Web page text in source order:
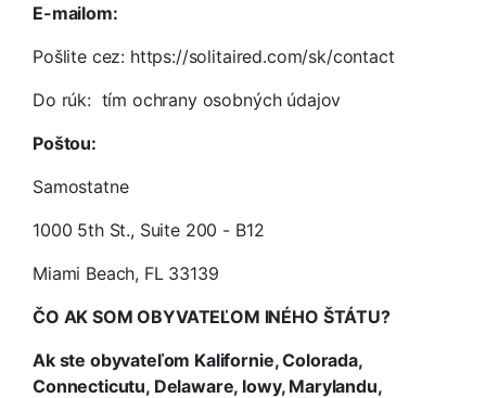
E-mailom:
Pošlite cez: https://solitaired.com/sk/contact
Do rúk: tím ochrany osobných údajov
Poštou:
Samostatne
1000 5th St., Suite 200 - B12
Miami Beach, FL 33139
ČO AK SOM OBYVATEĽOM INÉHO ŠTÁTU?
Ak ste obyvateľom Kalifornie, Colorada,
Connecticutu, Delaware, Iowy, Marylandu,